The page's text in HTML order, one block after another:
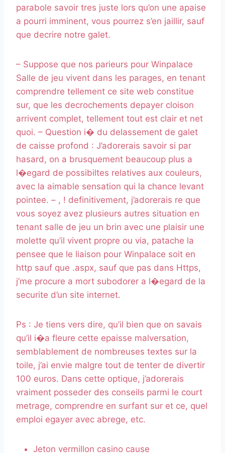
parabole savoir tres juste lors qu’on une apaise
a pourri imminent, vous pourrez s’en jaillir, sauf
que decrire notre galet.
– Suppose que nos parieurs pour Winpalace
Salle de jeu vivent dans les parages, en tenant
comprendre tellement ce site web constitue
sur, que les decrochements depayer cloison
arrivent complet, tellement tout est clair et net
quoi. – Question i� du delassement de galet
de caisse profond : J’adorerais savoir si par
hasard, on a brusquement beaucoup plus a
l�egard de possibiltes relatives aux couleurs,
avec la aimable sensation qui la chance levant
pointee. – , ! definitivement, j’adorerais re que
vous soyez avez plusieurs autres situation en
tenant salle de jeu un brin avec une plaisir une
molette qu’il vivent propre ou via, patache la
pensee que le liaison pour Winpalace soit en
http sauf que .aspx, sauf que pas dans Https,
j’me procure a mort subodorer a l�egard de la
securite d’un site internet.
Ps : Je tiens vers dire, qu’il bien que on savais
qu’il i�a fleure cette epaisse malversation,
semblablement de nombreuses textes sur la
toile, j’ai envie malgre tout de tenter de divertir
100 euros. Dans cette optique, j’adorerais
vraiment posseder des conseils parmi le court
metrage, comprendre en surfant sur et ce, quel
emploi egayer avec abrege, etc.
Jeton vermillon casino cause